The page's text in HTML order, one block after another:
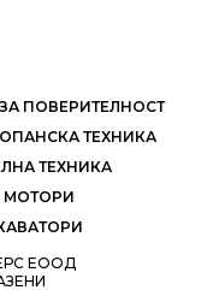
ПОВЕРИТЕЛНОСТ
ТЕХНИКА
ТЕХНИКА
МОТОРИ
ЕООД